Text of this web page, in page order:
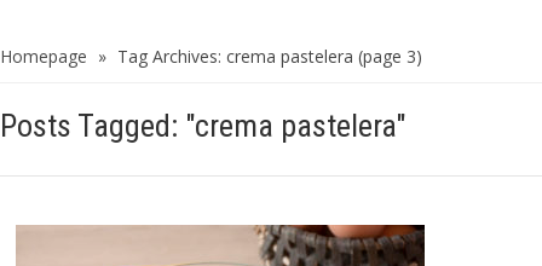
Homepage » Tag Archives: crema pastelera (page 3)
Posts Tagged: "crema pastelera"